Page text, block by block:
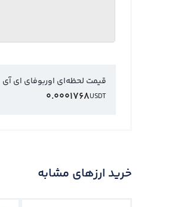
قیمت لحظه‌ای اوربوفای ای آی
USDT
0.0001768
خرید ارزهای مشابه